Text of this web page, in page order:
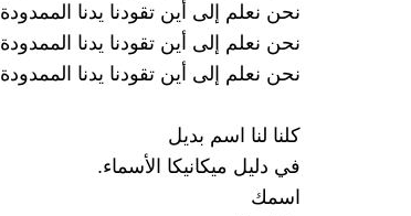
نحن نعلم إلى أين تقودنا يدنا الممدودة
نحن نعلم إلى أين تقودنا يدنا الممدودة
نحن نعلم إلى أين تقودنا يدنا الممدودة
كلنا لنا اسم بديل
في دليل ميكانيكا الأسماء.
اسمك